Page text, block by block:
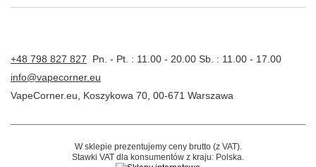
+48 798 827 827
Pn. - Pt. : 11.00 - 20.00 Sb. : 11.00 - 17.00
info@vapecorner.eu
VapeCorner.eu
Koszykowa 70 00-671 Warszawa
W sklepie prezentujemy ceny brutto (z VAT).
Stawki VAT dla konsumentów z kraju: Polska.